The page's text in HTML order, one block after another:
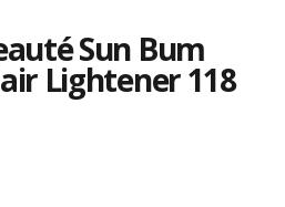
Sun Bum
Lightener 118